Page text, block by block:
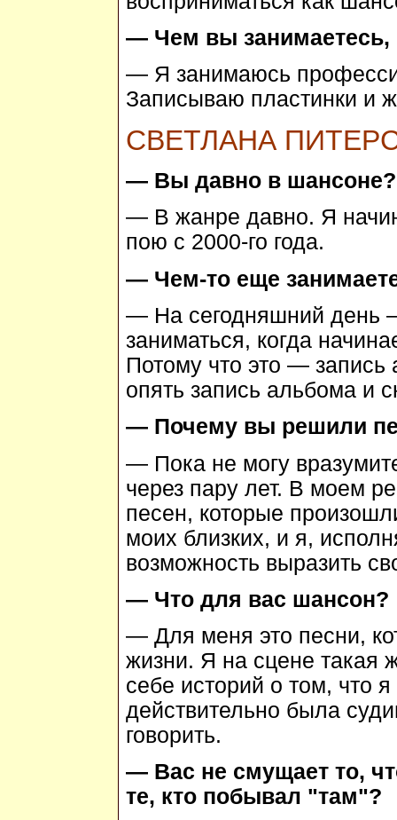
— Чем вы занимаетесь,
— Я занимаюсь
Записываю пластинки и
СВЕТЛАНА
— Вы давно в шансоне?
— В жанре давно. Я
пою с 2000-го года.
— Чем-то еще
— На сегодняшний день
заниматься, когда
Потому что это — запись
опять запись альбома и
— Почему вы решили
— Пока не могу
через пару лет. В моем
песен, которые
моих близких, и я,
возможность выразить
— Что для вас шансон?
— Для меня это песни,
жизни. Я на сцене такая
себе историй о том, что
действительно была
говорить.
— Вас не смущает то,
те, кто побывал "там"?